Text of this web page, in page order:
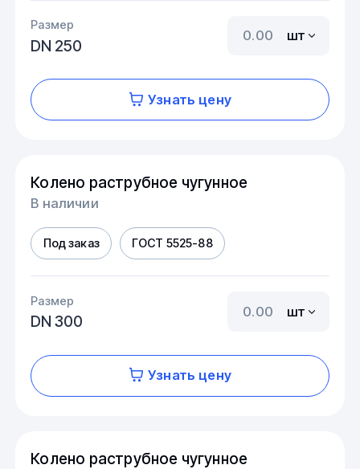
Размер
DN 250
шт
Узнать цену
Колено раструбное чугунное
В наличии
Под заказ ГОСТ 5525-88
Размер
DN 300
шт
Узнать цену
Колено раструбное чугунное